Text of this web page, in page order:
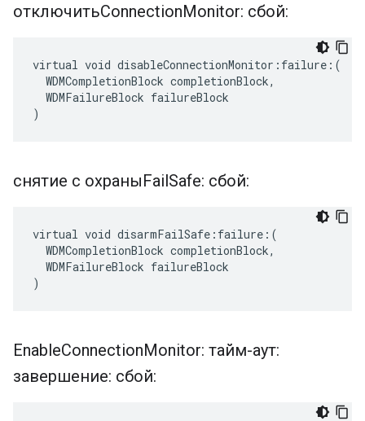
отключитьConnectionMonitor: сбой:
virtual void disableConnectionMonitor:failure:(
  WDMCompletionBlock completionBlock,
  WDMFailureBlock failureBlock
)
снятие с охраныFailSafe: сбой:
virtual void disarmFailSafe:failure:(
  WDMCompletionBlock completionBlock,
  WDMFailureBlock failureBlock
)
EnableConnectionMonitor: тайм-аут:
завершение: сбой: